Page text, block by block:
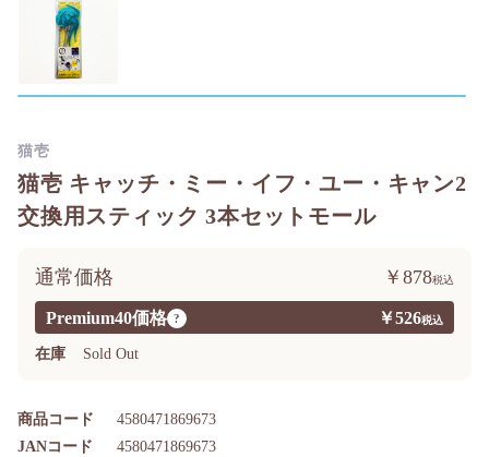
猫壱 キャッチ・ミー・イフ・ユー・キャン2
交換用スティック 3本セットモール
Premium40価格 ? ￥526
通常価格 ￥878
在庫 Sold Out
商品コード 4580471869673
JANコード 4580471869673
猫壱